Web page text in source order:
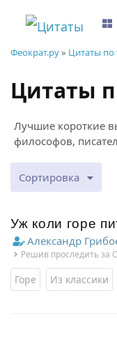
Феократ.ру» Цитаты по
Цитаты
Лучшие короткие
философов,
Сортировка
Уж коли горе
Александр
Решив проследить за
Горе Из классики